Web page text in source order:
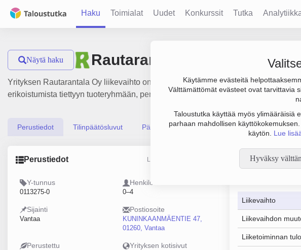
Haku Toimialat Uudet Konkurssit Tutka
Käytämme evästeitä
Välttämättömät evästeet ovat tarvittavia
Taloustutka käyttää myös ylimääräisiä
parhaan mahdollisen
käytön. Lue
Hyväksy
Näytä haku Rautarantala Oy
Yrityksen Rautarantala Oy liikevaihto on 210 000 €, tulos -20 000 € ja
erikoistumista tiettyyn tuoteryhmään, perustamisvuosi 1978 ja sijainti Vantaa.
Perustiedot Tilinpäätösluvut Päättäjätiedot
Perustiedot Lähde: YTJ, PRH, Traficom
Y-tunnus
0113275-0
Henkilöstömäärä
0–4
Sijainti
Vantaa
Postiosoite
KUNINKAANMÄENTIE 47,
01260, Vantaa
Perustettu Yrityksen kotisivut
Taloustiedot
Liikevaihto
Liikevaihdon
Liiketoiminnan